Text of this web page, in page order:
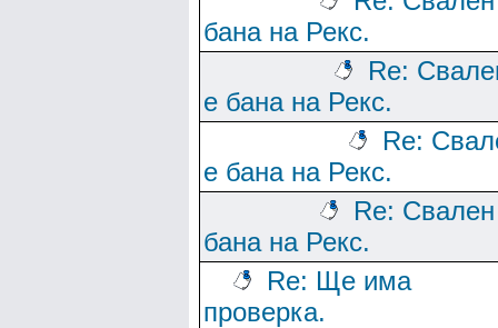
бана на Рекс.
Re:
е бана на Рекс.
Re:
е бана на Рекс.
Re:
бана на Рекс.
Re: Ще има
проверка.